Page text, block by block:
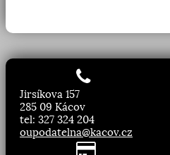
Jirsíkova 157
285 09 Kácov
tel: 327 324 204
oupodatelna@kacov.cz